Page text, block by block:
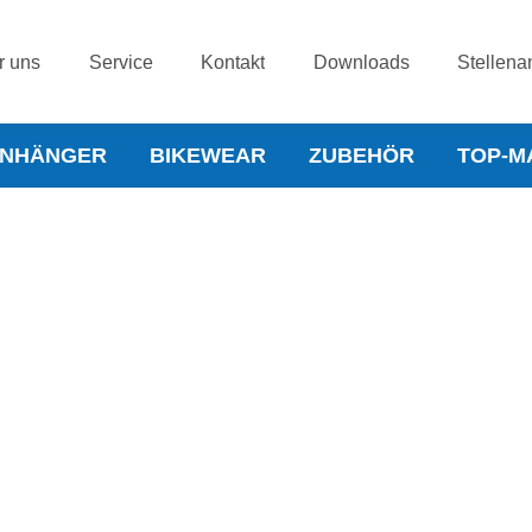
uns Service Kontakt Downloads
BIKEWEAR ZUBEHÖR TOP-